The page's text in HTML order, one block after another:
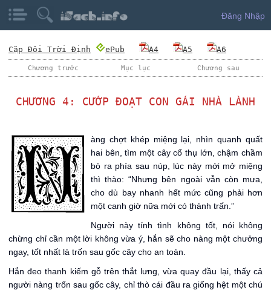
Đăng Nhập
Cặp Đôi Trời Định ePub A4 A5 A6
Chương trước Mục lục Chương sau
CHƯƠNG 4: CƯỚP ĐOẠT CON GÁI NHÀ LÀNH
àng chợt khép miệng lại, nhìn quanh quất
hai bên, tìm một cây cổ thụ lớn, chậm chầm
bò ra phía sau núp, lúc này mới mở miệng
thì thào: “Nhưng bên ngoài vẫn còn mưa,
cho dù bay nhanh hết mức cũng phải hơn
một canh giờ nữa mới có thành trấn.”
Người này tính tình không tốt, nói không
chừng chỉ cần một lời không vừa ý, hắn sẽ cho nàng một chưởng
ngay, tốt nhất là trốn sau gốc cây cho an toàn.
Hắn đeo thanh kiếm gỗ trên thắt lưng, vừa quay đầu lại, thấy cả
người nàng trốn sau gốc cây, chỉ thò cái đầu ra giống hệt một chú